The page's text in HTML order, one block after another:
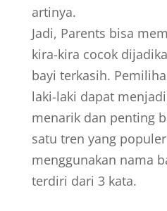
artinya.
Jadi, Parents bisa
kira-kira cocok
bayi terkasih.
laki-laki dapat
menarik dan penting
satu tren yang
menggunakan nama
terdiri dari 3 kata.